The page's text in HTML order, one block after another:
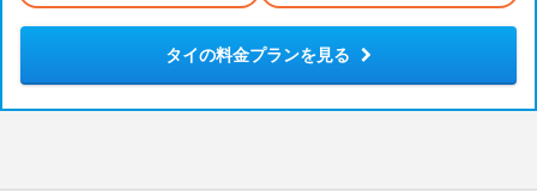
タイの料金プランを見る